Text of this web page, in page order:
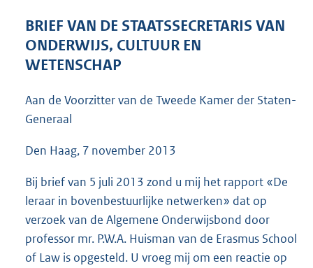
:
4
BRIEF VAN DE STAATSSECRETARIS VAN
ONDERWIJS, CULTUUR EN
WETENSCHAP
Aan de Voorzitter van de Tweede Kamer der Staten-
Generaal
Den Haag, 7 november 2013
Bij brief van 5 juli 2013 zond u mij het rapport «De
leraar in bovenbestuurlijke netwerken» dat op
verzoek van de Algemene Onderwijsbond door
professor mr. P.W.A. Huisman van de Erasmus School
of Law is opgesteld. U vroeg mij om een reactie op